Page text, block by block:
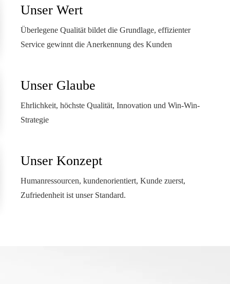
Unser Wert
Überlegene Qualität bildet die Grundlage, effizienter
Service gewinnt die Anerkennung des Kunden
Unser Glaube
Ehrlichkeit, höchste Qualität, Innovation und Win-Win-
Strategie
Unser Konzept
Humanressourcen, kundenorientiert, Kunde zuerst,
Zufriedenheit ist unser Standard.